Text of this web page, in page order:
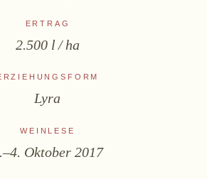
ERTRAG
2.500 l / ha
Lyra
WEINLESE
Oktober 2017